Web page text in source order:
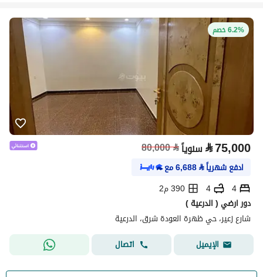
6.2% خصم
⃁75,000 سنوياً⃁
80,000
ادفع شهرياً⃁
6,688مع
4
4
390 م2
دور ارضي ( الدرعية )
شارع زعير، حي ظهرة العودة شرق، الدرعية
الإيميل
اتصال